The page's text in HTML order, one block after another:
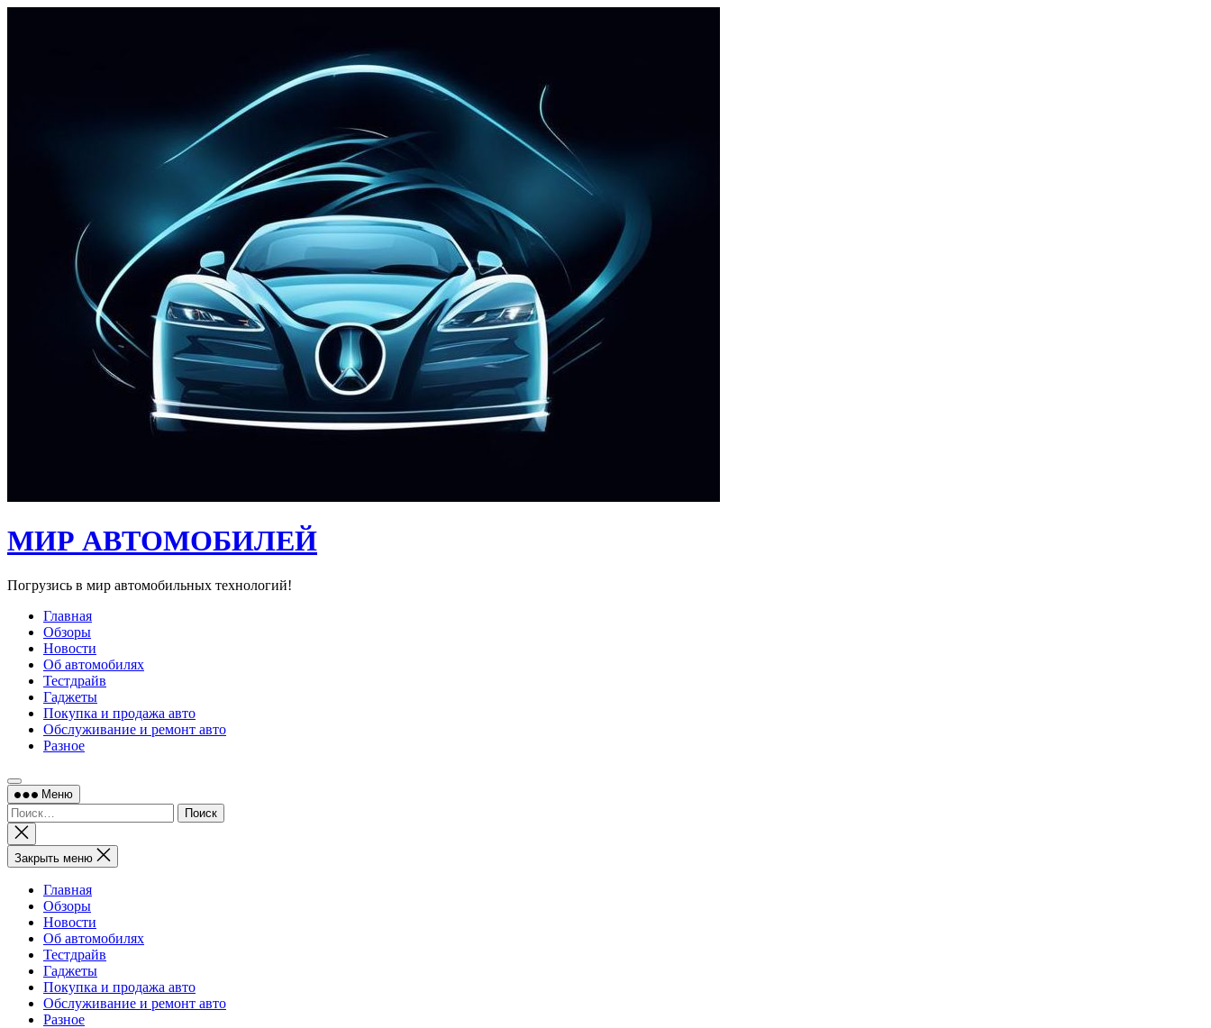
МИР АВТОМОБИЛЕЙ
Погрузись в мир автомобильных технологий!
Главная
Обзоры
Новости
Об автомобилях
Тестдрайв
Гаджеты
Покупка и продажа авто
Обслуживание и ремонт авто
Разное
Меню
Найти:
Закрыть
поиск
Закрыть меню
Главная
Обзоры
Новости
Об автомобилях
Тестдрайв
Гаджеты
Покупка и продажа авто
Обслуживание и ремонт авто
Разное